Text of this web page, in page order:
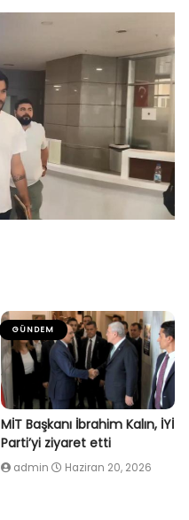
GÜNDEM
MİT Başkanı İbrahim Kalın, İYİ
Parti’yi ziyaret etti
admin Haziran 20, 2026